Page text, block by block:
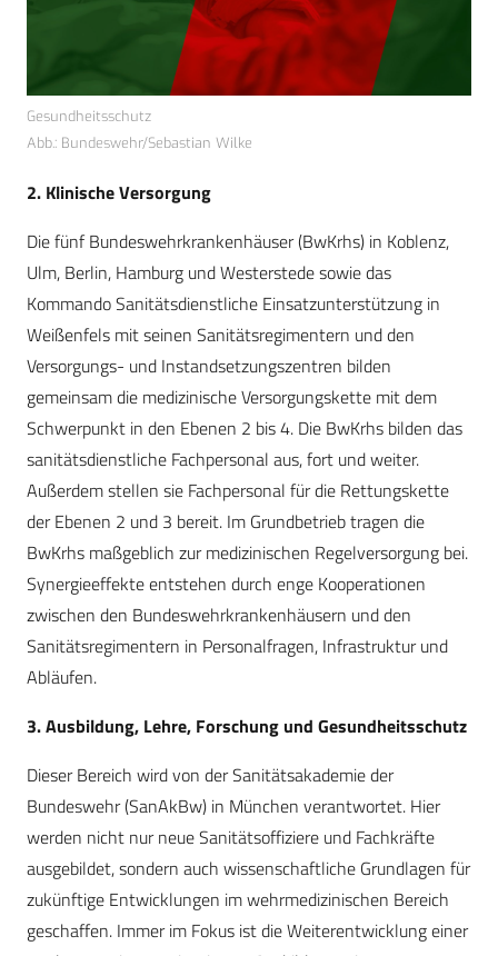
Gesundheitsschutz
Abb.: Bundeswehr/Sebastian Wilke
2. Klinische Versorgung
Die fünf Bundeswehrkrankenhäuser (BwKrhs) in Koblenz,
Ulm, Berlin, Hamburg und Westerstede sowie das
Kommando Sanitätsdienstliche Einsatzunterstützung in
Weißenfels mit seinen Sanitätsregimentern und den
Versorgungs- und Instandsetzungszentren bilden
gemeinsam die medizinische Versorgungskette mit dem
Schwerpunkt in den Ebenen 2 bis 4. Die BwKrhs bilden das
sanitätsdienstliche Fachpersonal aus, fort und weiter.
Außerdem stellen sie Fachpersonal für die Rettungskette
der Ebenen 2 und 3 bereit. Im Grundbetrieb tragen die
BwKrhs maßgeblich zur medizinischen Regelversorgung bei.
Synergieeffekte entstehen durch enge Kooperationen
zwischen den Bundeswehrkrankenhäusern und den
Sanitätsregimentern in Personalfragen, Infrastruktur und
Abläufen.
3. Ausbildung, Lehre, Forschung und Gesundheitsschutz
Dieser Bereich wird von der Sanitätsakademie der
Bundeswehr (SanAkBw) in München verantwortet. Hier
werden nicht nur neue Sanitätsoffiziere und Fachkräfte
ausgebildet, sondern auch wissenschaftliche Grundlagen für
zukünftige Entwicklungen im wehrmedizinischen Bereich
geschaffen. Immer im Fokus ist die Weiterentwicklung einer